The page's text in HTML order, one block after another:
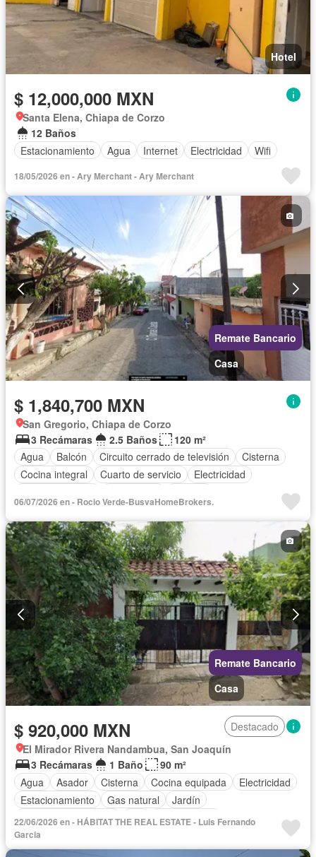
Hotel
$ 12,000,000 MXN
Santa Elena, Chiapa de Corzo
12 Baños
Estacionamiento
Agua Internet Electricidad Wifi
18/05/2026 en - Ary Merchant - Ary Merchant
Remate Bancario
Casa
$ 1,840,700 MXN
San Gregorio, Chiapa de Corzo
3 Recámaras
2.5 Baños
120 m²
Agua
Balcón Circuito cerrado de televisión
Cisterna
Cocina integral
Cuarto de servicio
Electricidad
Recámara con closet
Azotea
Televisión por cable
Terraza
Vista panorámica Wifi
06/07/2026 en - Rocio Verde-BusvaHomeBrokers.
Remate Bancario
Casa
$ 920,000 MXN
Destacado
El Mirador Rivera Nandambua, San Joaquín
3 Recámaras
1 Baño
90 m²
Agua
Asador Cisterna Cocina equipada
Electricidad
Estacionamiento
Gas natural
Jardín
Recámara con closet
Wifi Sin amueblar
22/06/2026 en - HÁBITAT THE REAL ESTATE - Luis Fernando
Garcia